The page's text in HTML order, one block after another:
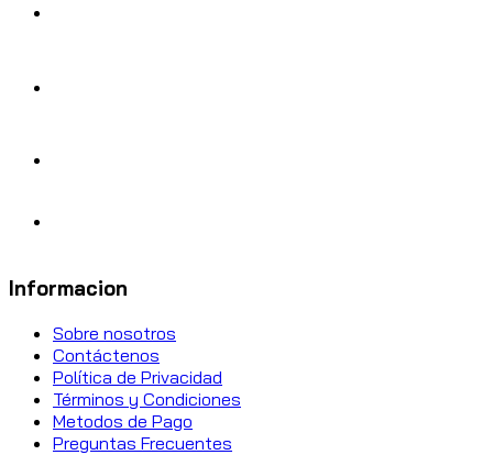
Informacion
Sobre nosotros
Contáctenos
Política de Privacidad
Términos y Condiciones
Metodos de Pago
Preguntas Frecuentes